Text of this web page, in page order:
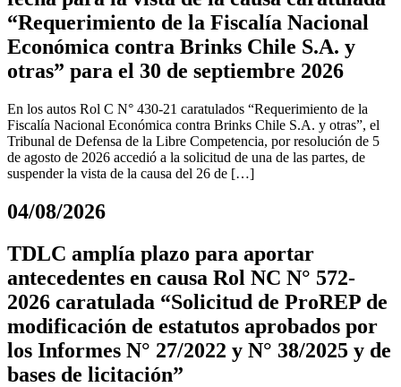
“Requerimiento de la Fiscalía Nacional
Económica contra Brinks Chile S.A. y
otras” para el 30 de septiembre 2026
En los autos Rol C N° 430-21 caratulados “Requerimiento de la
Fiscalía Nacional Económica contra Brinks Chile S.A. y otras”, el
Tribunal de Defensa de la Libre Competencia, por resolución de 5
de agosto de 2026 accedió a la solicitud de una de las partes, de
suspender la vista de la causa del 26 de […]
04/08/2026
TDLC amplía plazo para aportar
antecedentes en causa Rol NC N° 572-
2026 caratulada “Solicitud de ProREP de
modificación de estatutos aprobados por
los Informes N° 27/2022 y N° 38/2025 y de
bases de licitación”